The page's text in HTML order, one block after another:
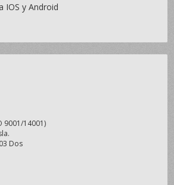
IOS y Android
9001/14001)
Dos